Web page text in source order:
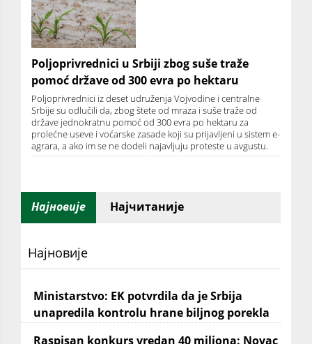
Poljoprivrednici u Srbiji zbog suše traže
pomoć države od 300 evra po hektaru
Poljoprivrednici iz deset udruženja Vojvodine i centralne
Srbije su odlučili da, zbog štete od mraza i suše traže od
države jednokratnu pomoć od 300 evra po hektaru za
prolećne useve i voćarske zasade koji su prijavljeni u sistem e-
agrara, a ako im se ne dodeli najavljuju proteste u avgustu.
Најновије Најчитаније
Најновије
Ministarstvo: EK potvrdila da je Srbija
unapredila kontrolu hrane biljnog porekla
Raspisan konkurs vredan 40 miliona: Novac